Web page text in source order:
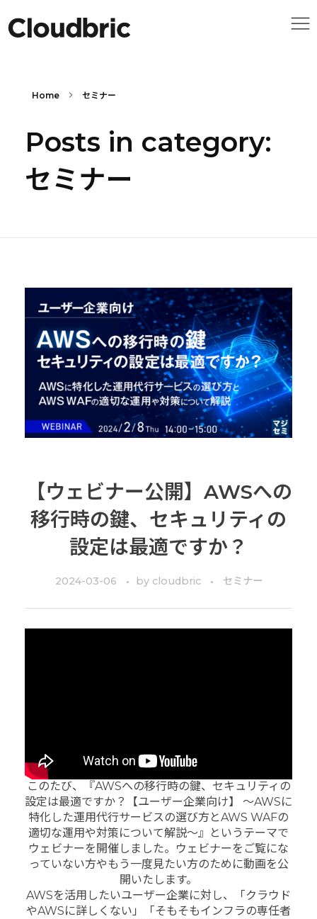
Home セミナー
Posts in category:
セミナー
【ウェビナー公開】AWSへの
移行時の鍵、セキュリティの
設定は最適ですか？
2024-03-06 by cloudbric セミナー
このたび、『AWSへの移行時の鍵、セキュリティの
設定は最適ですか？【ユーザー企業向け】 〜AWSに
特化した運用代行サービスの選び方とAWS WAFの
適切な運用や対策について解説〜』というテーマで
ウェビナーを開催しました。ウェビナーをご覧にな
っていない方やもう一度見たい方のために動画を公
開いたします。
AWSを活用したいユーザー企業に対し、「クラウド
やAWSに詳しくない」「そもそもインフラの専任者